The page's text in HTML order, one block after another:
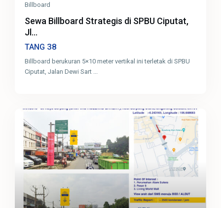
Billboard
Sewa Billboard Strategis di SPBU Ciputat,
Jl...
TANG 38
Billboard berukuran 5×10 meter vertikal ini terletak di SPBU
Ciputat, Jalan Dewi Sart